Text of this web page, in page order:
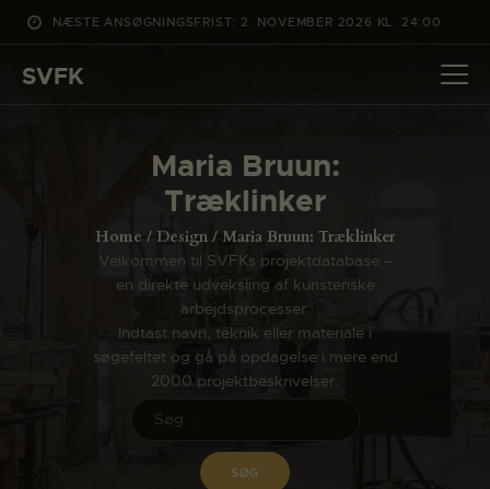
NÆSTE ANSØGNINGSFRIST: 2. NOVEMBER 2026 KL. 24:00
SVFK
Maria Bruun:
Træklinker
Home Design Maria Bruun: Træklinker
Velkommen til SVFKs projektdatabase –
en direkte udveksling af kunsteriske
arbejdsprocesser.
Indtast navn, teknik eller materiale i
søgefeltet og gå på opdagelse i mere end
2000 projektbeskrivelser.
DET SKER
PROJEKTER
ANSØG
OM SVFK
ENGLISH